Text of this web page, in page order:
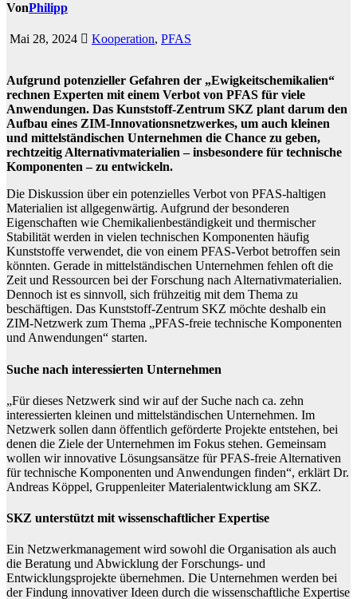
VonPhilipp
Mai 28, 2024 Kooperation, PFAS
Aufgrund potenzieller Gefahren der „Ewigkeitschemikalien“
rechnen Experten mit einem Verbot von PFAS für viele
Anwendungen. Das Kunststoff-Zentrum SKZ plant darum den
Aufbau eines ZIM-Innovationsnetzwerkes, um auch kleinen
und mittelständischen Unternehmen die Chance zu geben,
rechtzeitig Alternativmaterialien – insbesondere für technische
Komponenten – zu entwickeln.
Die Diskussion über ein potenzielles Verbot von PFAS-haltigen
Materialien ist allgegenwärtig. Aufgrund der besonderen
Eigenschaften wie Chemikalienbeständigkeit und thermischer
Stabilität werden in vielen technischen Komponenten häufig
Kunststoffe verwendet, die von einem PFAS-Verbot betroffen sein
könnten. Gerade in mittelständischen Unternehmen fehlen oft die
Zeit und Ressourcen bei der Forschung nach Alternativmaterialien.
Dennoch ist es sinnvoll, sich frühzeitig mit dem Thema zu
beschäftigen. Das Kunststoff-Zentrum SKZ möchte deshalb ein
ZIM-Netzwerk zum Thema „PFAS-freie technische Komponenten
und Anwendungen“ starten.
Suche nach interessierten Unternehmen
„Für dieses Netzwerk sind wir auf der Suche nach ca. zehn
interessierten kleinen und mittelständischen Unternehmen. Im
Netzwerk sollen dann öffentlich geförderte Projekte entstehen, bei
denen die Ziele der Unternehmen im Fokus stehen. Gemeinsam
wollen wir innovative Lösungsansätze für PFAS-freie Alternativen
für technische Komponenten und Anwendungen finden“, erklärt Dr.
Andreas Köppel, Gruppenleiter Materialentwicklung am SKZ.
SKZ unterstützt mit wissenschaftlicher Expertise
Ein Netzwerkmanagement wird sowohl die Organisation als auch
die Beratung und Abwicklung der Forschungs- und
Entwicklungsprojekte übernehmen. Die Unternehmen werden bei
der Findung innovativer Ideen durch die wissenschaftliche Expertise